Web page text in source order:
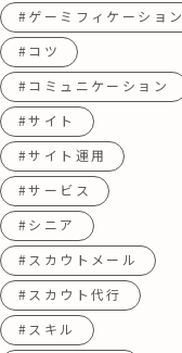
#ゲーミフィケーション
#コツ
#コミュニケーション
#サイト
#サイト運用
#サービス
#シニア
#スカウトメール
#スカウト代行
#スキル